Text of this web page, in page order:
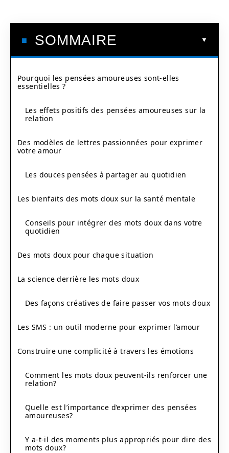
SOMMAIRE
Pourquoi les pensées amoureuses sont-elles
essentielles ?
Les effets positifs des pensées amoureuses sur la
relation
Des modèles de lettres passionnées pour exprimer
votre amour
Les douces pensées à partager au quotidien
Les bienfaits des mots doux sur la santé mentale
Conseils pour intégrer des mots doux dans votre
quotidien
Des mots doux pour chaque situation
La science derrière les mots doux
Des façons créatives de faire passer vos mots doux
Les SMS : un outil moderne pour exprimer l’amour
Construire une complicité à travers les émotions
Comment les mots doux peuvent-ils renforcer une
relation?
Quelle est l’importance d’exprimer des pensées
amoureuses?
Y a-t-il des moments plus appropriés pour dire des
mots doux?